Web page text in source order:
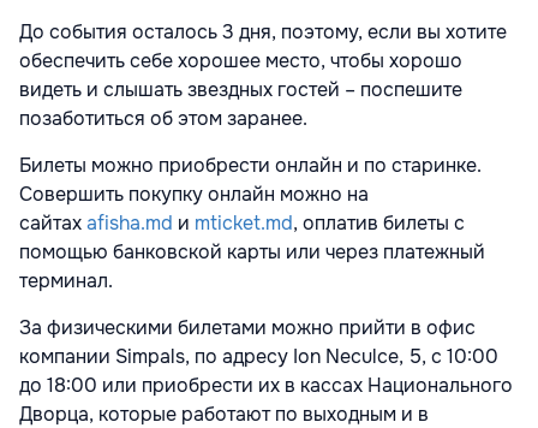
До события осталось 3 дня, поэтому, если вы хотите
обеспечить себе хорошее место, чтобы хорошо
видеть и слышать звездных гостей – поспешите
позаботиться об этом заранее.
Билеты можно приобрести онлайн и по старинке.
Совершить покупку онлайн можно на
сайтахafisha.md и mticket.md, оплатив билеты с
помощью банковской карты или через платежный
терминал.
За физическими билетами можно прийти в офис
компании Simpals, по адресу Ion Neculce, 5, с 10:00
до 18:00 или приобрести их в кассах Национального
Дворца, которые работают по выходным и в